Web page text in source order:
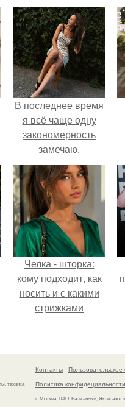
В последнее время
я всё чаще одну
закономерность
замечаю.
Челка - шторка:
кому подходит, как
носить и с какими
стрижками
техника
Контакты
Политика конфидециальности
г. Москва, ЦАО, Басманный,